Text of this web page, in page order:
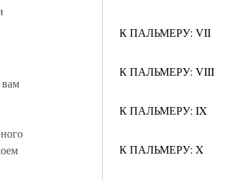
К ПАЛЬМЕРУ: VII
К ПАЛЬМЕРУ: VIII
К ПАЛЬМЕРУ: IX
К ПАЛЬМЕРУ: X
вам